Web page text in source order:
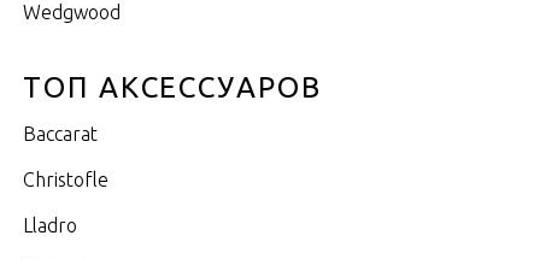
Wedgwood
ТОП АКСЕССУАРОВ
Baccarat
Christofle
Lladro